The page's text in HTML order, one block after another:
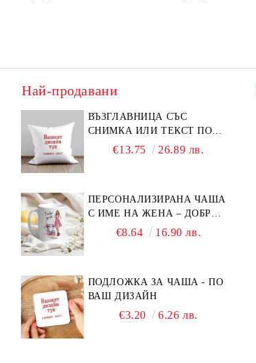
Най-продавани
ВЪЗГЛАВНИЦА СЪС
СНИМКА ИЛИ ТЕКСТ ПО
ВАШ ДИЗАЙН
€13.75 26.89 лв.
ПЕРСОНАЛИЗИРАНА ЧАША
С ИМЕ НА ЖЕНА – ДОБРО
€8.64 16.90 лв.
ПОДЛОЖКА ЗА ЧАША - ПО
ВАШ ДИЗАЙН
€3.20 6.26 лв.